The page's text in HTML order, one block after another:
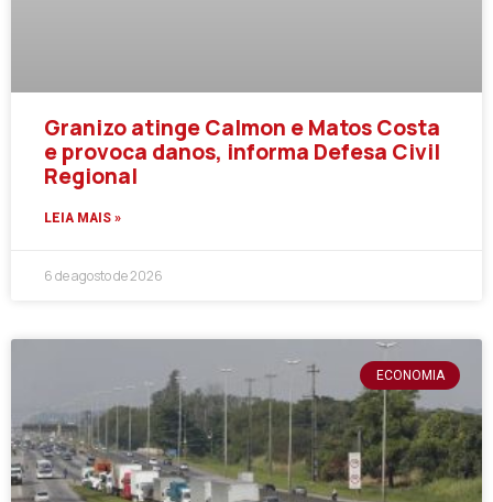
Granizo atinge Calmon e Matos Costa
e provoca danos, informa Defesa Civil
Regional
LEIA MAIS »
6 de agosto de 2026
ECONOMIA